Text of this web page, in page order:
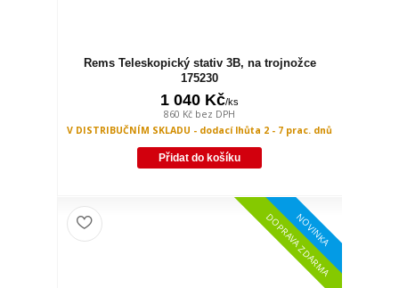
Rems Teleskopický stativ 3B, na trojnožce
175230
1 040 Kč/ks
860 Kč bez DPH
V DISTRIBUČNÍM SKLADU - dodací lhůta 2 - 7 prac. dnů
Přidat do košíku
NOVINKA
DOPRAVA ZDARMA